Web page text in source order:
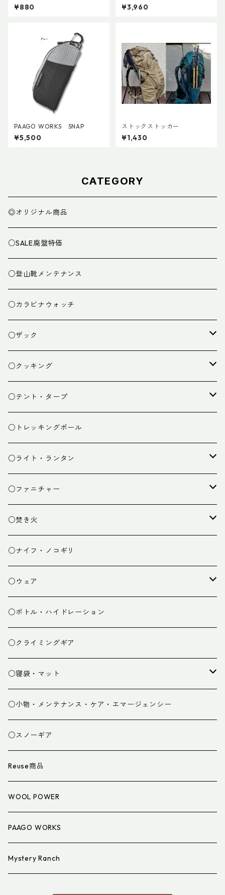
¥880 ¥3,960
PAAGO WORKS SNAP
¥5,500
ストックストッカー
¥1,430
CATEGORY
◎オリジナル商品
○SALE廃盤特価
○登山靴メンテナンス
○カラビナウォッチ
○ザック
ザック
スタッフバッグ
ザック小物
○クッキング
クッカー
バーナー
カトラリー
クッキング小物
○テント・タープ
テント
タープ
ペグ・ハンマー・小物
○トレッキングポール
○ライト・ランタン
ライト
ランタン
○ファニチャー
テーブル
チェア
○焚き火
焚き火台
焚き火小物
○ナイフ・ノコギリ
○ウェア
ミドルレイヤー
ベースレイヤー
パンツ
グローブ
スパッツ・ゲイター
衣類小物
アイウェア
○ボトル・ハイドレーション
○クライミングギア
○寝袋・マット
寝袋
マット
寝具小物
○小物・メンテナンス・ケア・エマージェンシー
○スノーギア
Reuse商品
WOOL POWER
PAAGO WORKS
Mystery Ranch